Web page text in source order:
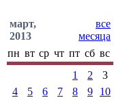
март,
2013
все
месяца
пн вт ср чт пт сб вс
1
2
3
4
5 6 7 8 9
10